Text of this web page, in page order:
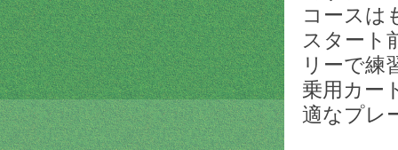
コースは
スタート
リーで練
乗用カー
適なプレ